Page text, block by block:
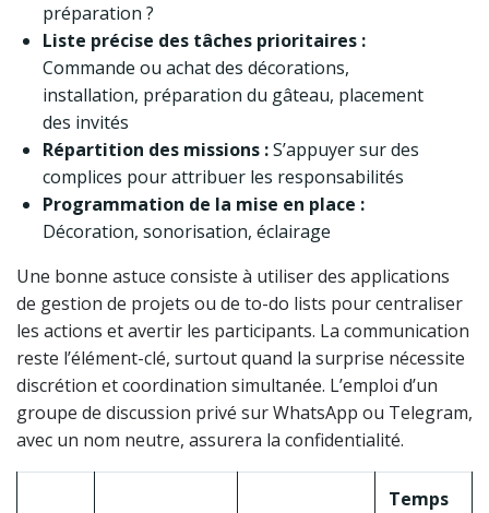
préparation ?
Liste précise des tâches prioritaires :
Commande ou achat des décorations,
installation, préparation du gâteau, placement
des invités
Répartition des missions :S’appuyer sur des
complices pour attribuer les responsabilités
Programmation de la mise en place :
Décoration, sonorisation, éclairage
Une bonne astuce consiste à utiliser des applications
de gestion de projets ou de to-do lists pour centraliser
les actions et avertir les participants. La communication
reste l’élément-clé, surtout quand la surprise nécessite
discrétion et coordination simultanée. L’emploi d’un
groupe de discussion privé sur WhatsApp ou Telegram,
avec un nom neutre, assurera la confidentialité.
Temps